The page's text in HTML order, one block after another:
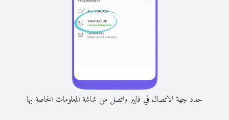
حدد جهة الاتصال في فايبر واتصل من شاشة المعلومات الخاصة بها